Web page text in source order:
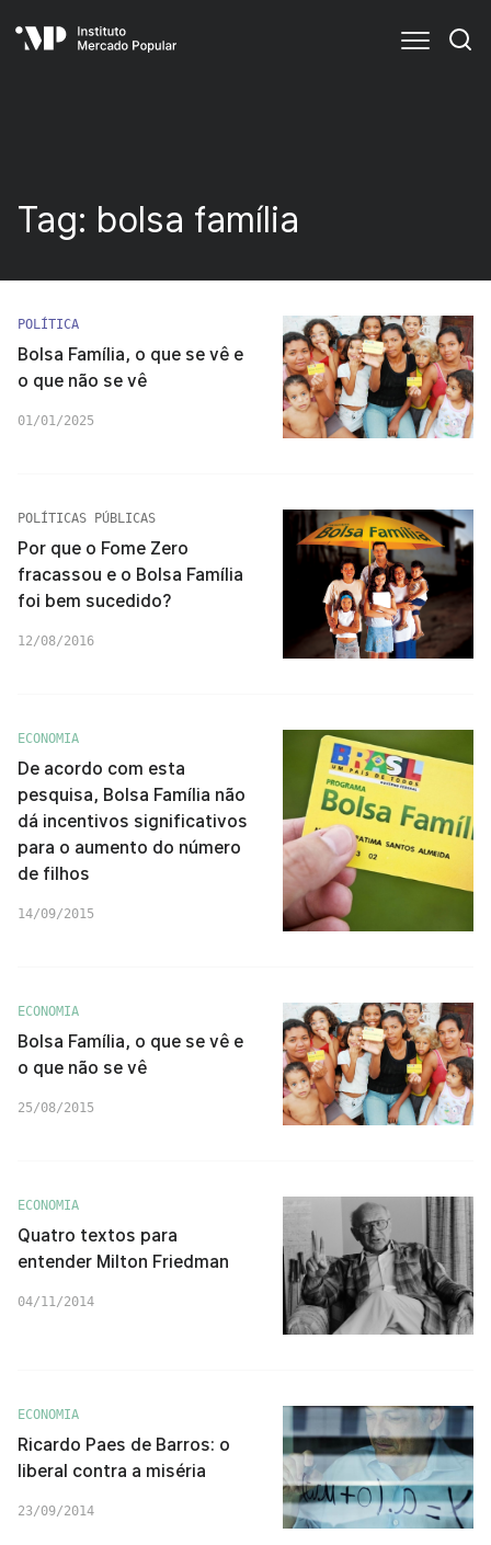
Tag: bolsa família
POLÍTICA
Bolsa Família, o que se vê e
o que não se vê
01/01/2025
POLÍTICAS PÚBLICAS
Por que o Fome Zero
fracassou e o Bolsa Família
foi bem sucedido?
12/08/2016
ECONOMIA
De acordo com esta
pesquisa, Bolsa Família não
dá incentivos significativos
para o aumento do número
de filhos
14/09/2015
ECONOMIA
Bolsa Família, o que se vê e
o que não se vê
25/08/2015
ECONOMIA
Quatro textos para
entender Milton Friedman
04/11/2014
ECONOMIA
Ricardo Paes de Barros: o
liberal contra a miséria
23/09/2014